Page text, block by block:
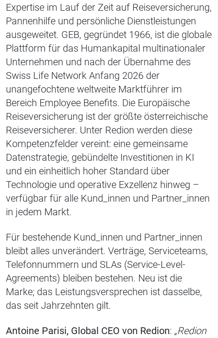
Expertise im Lauf der Zeit auf Reiseversicherung,
Pannenhilfe und persönliche Dienstleistungen
ausgeweitet. GEB, gegründet 1966, ist die globale
Plattform für das Humankapital multinationaler
Unternehmen und nach der Übernahme des
Swiss Life Network Anfang 2026 der
unangefochtene weltweite Marktführer im
Bereich Employee Benefits. Die Europäische
Reiseversicherung ist der größte österreichische
Reiseversicherer. Unter Redion werden diese
Kompetenzfelder vereint: eine gemeinsame
Datenstrategie, gebündelte Investitionen in KI
und ein einheitlich hoher Standard über
Technologie und operative Exzellenz hinweg –
verfügbar für alle Kund_innen und Partner_innen
in jedem Markt.
Für bestehende Kund_innen und Partner_innen
bleibt alles unverändert. Verträge, Serviceteams,
Telefonnummern und SLAs (Service-Level-
Agreements) bleiben bestehen. Neu ist die
Marke; das Leistungsversprechen ist dasselbe,
das seit Jahrzehnten gilt.
Antoine Parisi, Global CEO von Redion: „Redion